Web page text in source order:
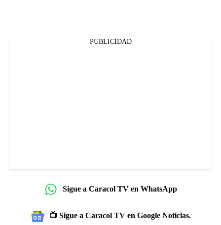
PUBLICIDAD
Sigue a Caracol TV en WhatsApp
📺 Sigue a Caracol TV en Google Noticias.